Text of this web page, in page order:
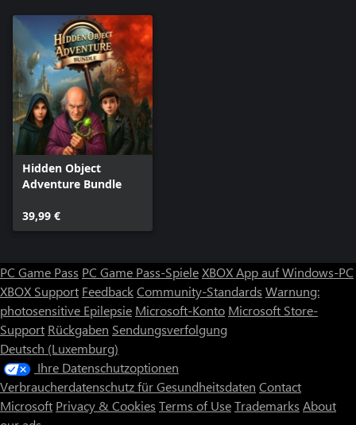
Hidden Object
Adventure Bundle
39,99 €
PC Game Pass PC Game Pass-SpieleXBOX App auf Windows-PC
XBOX Support FeedbackCommunity-Standards Warnung:
photosensitive Epilepsie Microsoft-Konto Microsoft Store-
Support Rückgaben Sendungsverfolgung
Deutsch (Luxemburg)
Ihre Datenschutzoptionen
Verbraucherdatenschutz für Gesundheitsdaten Contact
Microsoft Privacy & Cookies Terms of UseTrademarks About